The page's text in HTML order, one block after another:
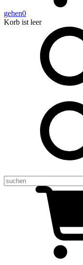
gehen0
Korb ist leer